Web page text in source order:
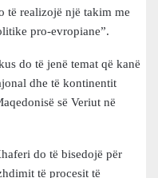
të realizojë një takim me
pro-evropiane”.
do të jenë temat që kanë
dhe të kontinentit
së Veriut në
do të bisedojë për
të procesit të